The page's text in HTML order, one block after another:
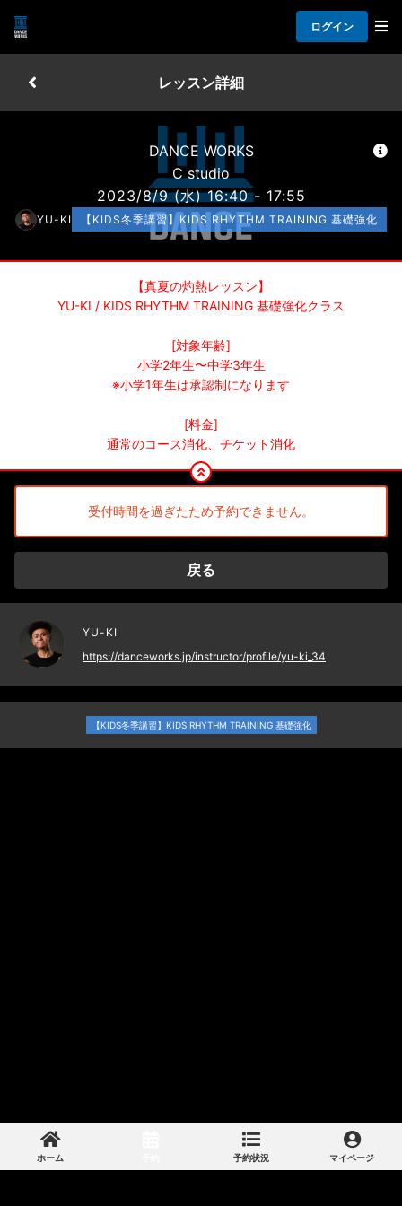
ログイン
レッスン詳細
DANCE WORKS
C studio
2023/8/9 (水) 16:40 - 17:55
YU-KI 【KIDS冬季講習】KIDS RHYTHM TRAINING 基礎強化
【真夏の灼熱レッスン】
YU-KI / KIDS RHYTHM TRAINING 基礎強化クラス
[対象年齢]
小学2年生〜中学3年生
※小学1年生は承認制になります
[料金]
通常のコース消化、チケット消化
受付時間を過ぎたため予約できません。
戻る
YU-KI
https://danceworks.jp/instructor/profile/yu-ki_34
【KIDS冬季講習】KIDS RHYTHM TRAINING 基礎強化
ホーム 予約状況 マイページ